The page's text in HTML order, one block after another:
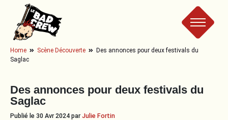
Le
Crew
Home Scène Découverte
Des annonces pour deux festivals du
Saglac
Des annonces pour deux festivals du
Saglac
Publié le 30 Avr 2024 parJulie Fortin